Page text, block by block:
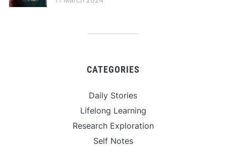
CATEGORIES
Daily Stories
Lifelong Learning
Research Exploration
Self Notes